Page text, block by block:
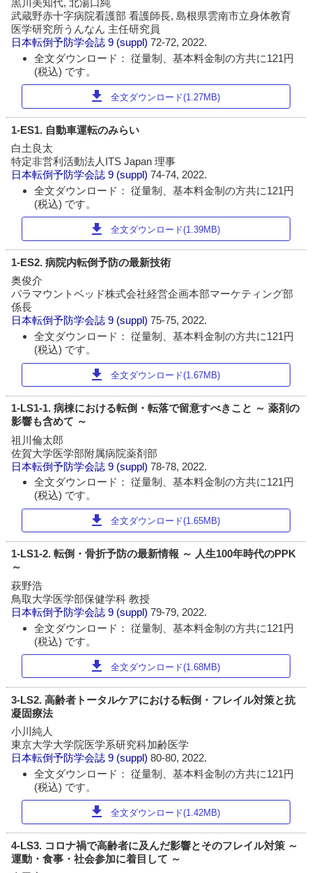
黒川美知代, 北湯口純
武蔵野赤十字病院看護部 看護師長, 島根県雲南市立身体教育
医学研究所うんなん 主任研究員
日本転倒予防学会誌 9 (suppl)72-72, 2022.
全文ダウンロード： 従量制、基本料金制の方共に121円
(税込) です。
download 全文ダウンロード(1.27MB)
1-ES1. 自動車運転のみらい
白土良太
特定非営利活動法人ITS Japan 理事
日本転倒予防学会誌 9 (suppl)74-74, 2022.
全文ダウンロード： 従量制、基本料金制の方共に121円
(税込) です。
download 全文ダウンロード(1.39MB)
1-ES2. 病院内転倒予防の最新技術
奥俊介
パラマウントベッド株式会社経営企画本部マーケティング部
係長
日本転倒予防学会誌 9 (suppl)75-75, 2022.
全文ダウンロード： 従量制、基本料金制の方共に121円
(税込) です。
download 全文ダウンロード(1.67MB)
1-LS1-1. 病棟における転倒・転落で留意すべきこと ～ 薬剤の
影響も含めて ～
祖川倫太郎
佐賀大学医学部附属病院薬剤部
日本転倒予防学会誌 9 (suppl)78-78, 2022.
全文ダウンロード： 従量制、基本料金制の方共に121円
(税込) です。
download 全文ダウンロード(1.65MB)
1-LS1-2. 転倒・骨折予防の最新情報 ～ 人生100年時代のPPK
～
萩野浩
鳥取大学医学部保健学科 教授
日本転倒予防学会誌 9 (suppl)79-79, 2022.
全文ダウンロード： 従量制、基本料金制の方共に121円
(税込) です。
download 全文ダウンロード(1.68MB)
3-LS2. 高齢者トータルケアにおける転倒・フレイル対策と抗
凝固療法
小川純人
東京大学大学院医学系研究科加齢医学
日本転倒予防学会誌 9 (suppl)80-80, 2022.
全文ダウンロード： 従量制、基本料金制の方共に121円
(税込) です。
download 全文ダウンロード(1.42MB)
4-LS3. コロナ禍で高齢者に及んだ影響とそのフレイル対策 ～
運動・食事・社会参加に着目して ～